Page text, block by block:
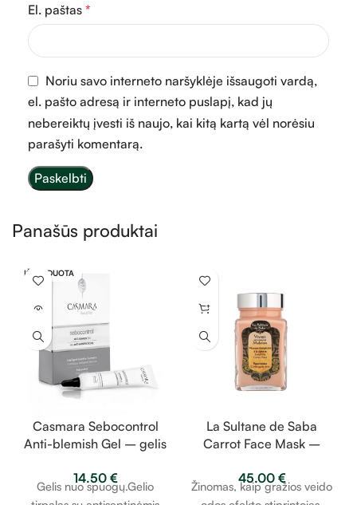
El. paštas *
Noriu savo interneto naršyklėje išsaugoti vardą,
el. pašto adresą ir interneto puslapį, kad jų
nebereiktų įvesti iš naujo, kai kitą kartą vėl norėsiu
parašyti komentarą.
Panašūs produktai
IŠPARDUOTA
Casmara Sebocontrol
Anti-blemish Gel – gelis
14.50 €
Gelis nuo spuogų.Gelio
La Sultane de Saba
Carrot Face Mask –
morkomis 100ml
45.00 €
Žinomas, kaip gražios veido